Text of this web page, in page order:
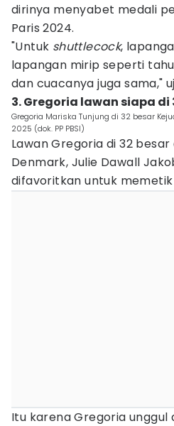
dirinya menyabet medali
Paris 2024.
"Untuk shuttlecock,
lapangan mirip seperti
dan cuacanya juga sama,"
3. Gregoria lawan siapa di
Gregoria Mariska Tunjung di 32 besar
2025 (dok. PP PBSI)
Lawan Gregoria di 32
Denmark, Julie Dawall
difavoritkan untuk
Itu karena Gregoria unggul